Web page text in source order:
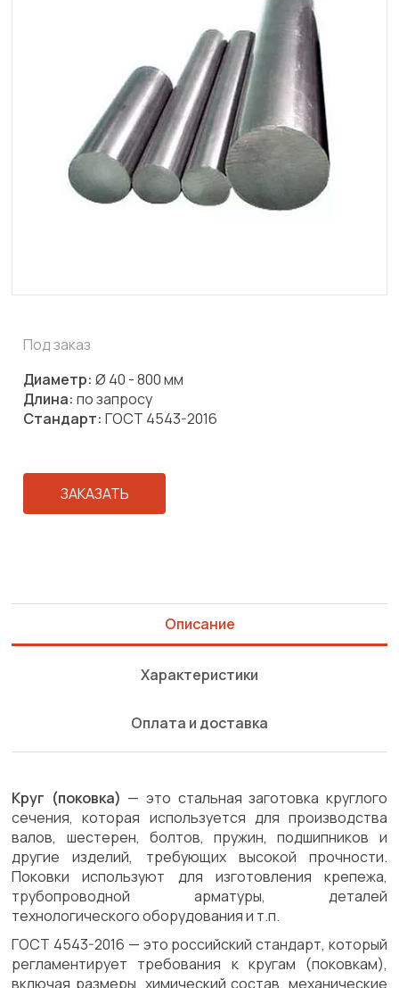
Под заказ
Диаметр: Ø 40 - 800 мм
Длина: по запросу
Стандарт: ГОСТ 4543-2016
ЗАКАЗАТЬ
Описание
Характеристики
Оплата и доставка
Круг (поковка) — это стальная заготовка круглого
сечения, которая используется для производства
валов, шестерен, болтов, пружин, подшипников и
другие изделий, требующих высокой прочности.
Поковки используют для изготовления крепежа,
трубопроводной арматуры, деталей
технологического оборудования и т.п.
ГОСТ 4543-2016 — это российский стандарт, который
регламентирует требования к кругам (поковкам),
включая размеры, химический состав, механические